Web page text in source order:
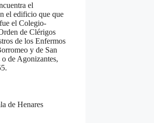
el
el edificio que que
el Colegio-
de Clérigos
de los Enfermos
y de San
de Agonizantes,